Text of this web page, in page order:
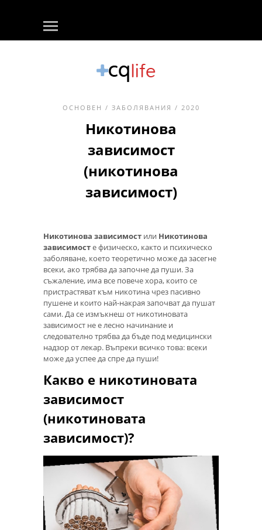
ОСНОВЕН / ЗАБОЛЯВАНИЯ / 2020
Никотинова
зависимост
(никотинова
зависимост)
Никотинова зависимост или Никотинова
зависимосте физическо, както и психическо
заболяване, което теоретично може да засегне
всеки, ако трябва да започне да пуши. За
съжаление, има все повече хора, които се
пристрастяват към никотина чрез пасивно
пушене и които най-накрая започват да пушат
сами. Да се ​​измъкнеш от никотиновата
зависимост не е лесно начинание и
следователно трябва да бъде под медицински
надзор от лекар. Въпреки всичко това: всеки
може да успее да спре да пуши!
Какво е никотиновата
зависимост
(никотиновата
зависимост)?